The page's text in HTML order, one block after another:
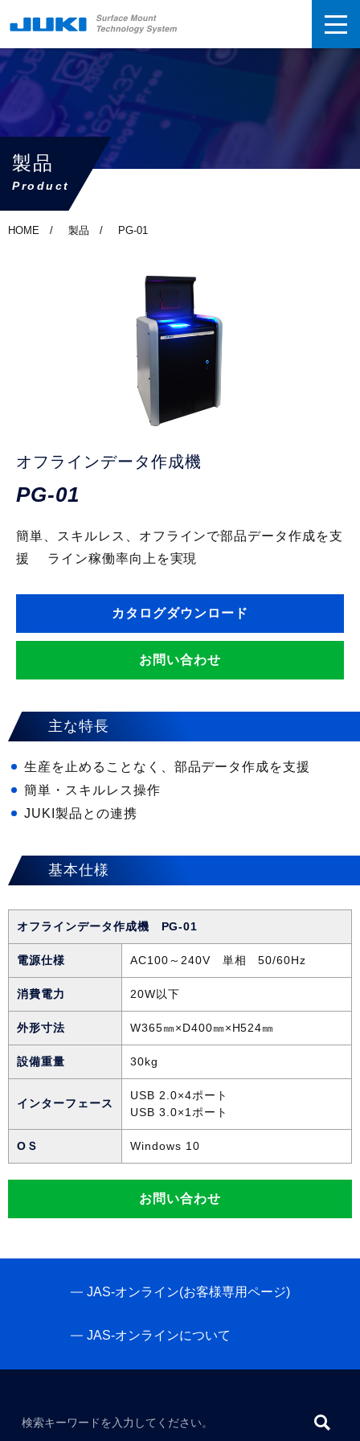
製品
Product
HOME 製品 PG-01
オフラインデータ作成機
PG-01
簡単、スキルレス、オフラインで部品データ作成を支
援 ライン稼働率向上を実現
カタログダウンロード
お問い合わせ
主な特長
生産を止めることなく、部品データ作成を支援
簡単・スキルレス操作
JUKI製品との連携
基本仕様
オフラインデータ作成機 PG-01
電源仕様 AC100～240V 単相 50/60Hz
消費電力 20W以下
外形寸法 W365㎜×D400㎜×H524㎜
設備重量 30kg
インターフェース
USB 2.0×4ポート
USB 3.0×1ポート
OＳ Windows 10
お問い合わせ
JAS-オンライン(お客様専用ページ)
JAS-オンラインについて